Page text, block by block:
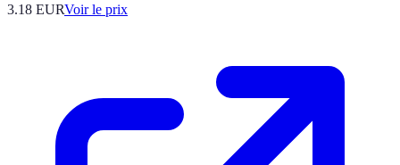
3.18 EURVoir le prix